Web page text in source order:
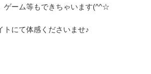
ゲーム等もできちゃいます(^^☆
トにて体感くださいませ♪